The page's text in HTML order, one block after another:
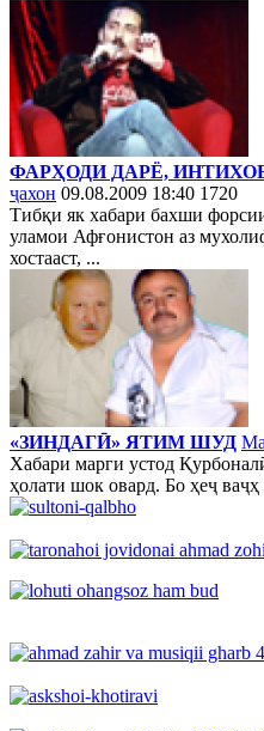
ФАРҲОДИ ДАРЁ,
ҷахон 09.08.2009 18:40 1720
Тибқи як хабари бахши
уламои Афғонистон аз
хостааст, ...
«ЗИНДАГӢ» ЯТИМ ШУД
Хабари марги устод
ҳолати шок овард. Бо ҳеҷ